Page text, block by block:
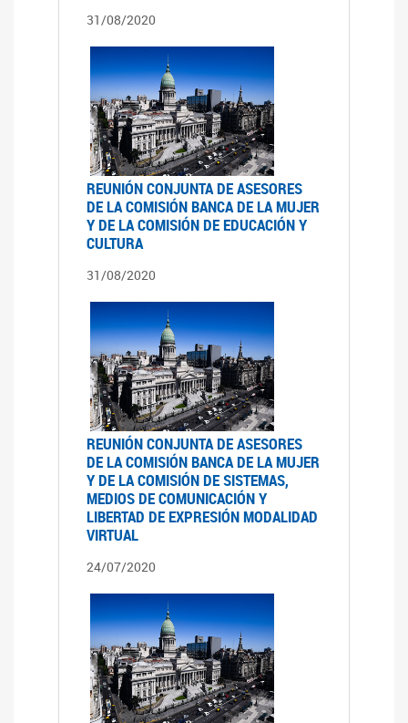
31/08/2020
REUNIÓN CONJUNTA DE ASESORES
DE LA COMISIÓN BANCA DE LA MUJER
Y DE LA COMISIÓN DE EDUCACIÓN Y
CULTURA
31/08/2020
REUNIÓN CONJUNTA DE ASESORES
DE LA COMISIÓN BANCA DE LA MUJER
Y DE LA COMISIÓN DE SISTEMAS,
MEDIOS DE COMUNICACIÓN Y
LIBERTAD DE EXPRESIÓN MODALIDAD
VIRTUAL
24/07/2020